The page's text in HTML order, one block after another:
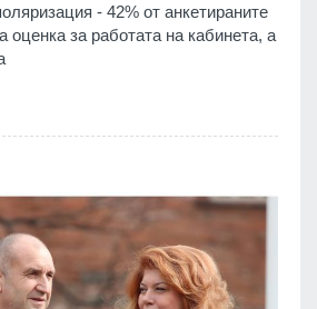
- 42% от анкетираните
оценка за работата на кабинета, а